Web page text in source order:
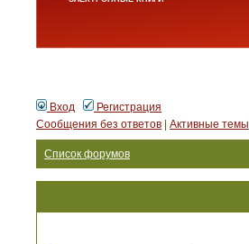
Вход
Регистрация
Сообщения без ответов
Активные темы
Список форумов